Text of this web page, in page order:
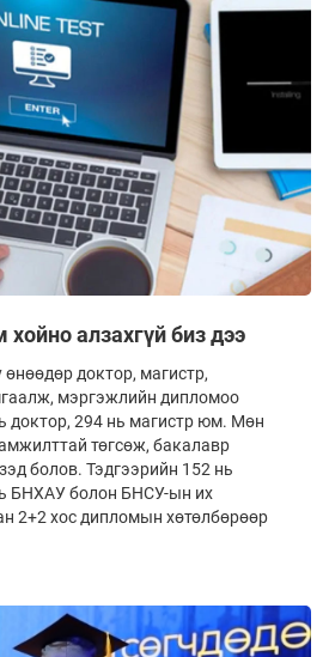
алзахгүй биз дээ
доктор, магистр,
мэргэжлийн дипломоо
доктор, 294 нь магистр юм. Мөн
төгсөж, бакалавр
болов. Тэдгээрийн 152 нь
БНХАУ болон БНСУ-ын их
2+2 хос дипломын хөтөлбөрөөр